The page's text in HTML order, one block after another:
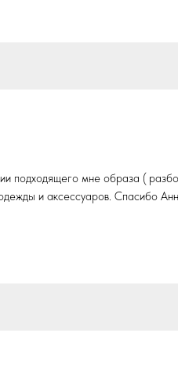
подходящего мне образа (
и аксессуаров. Спасибо